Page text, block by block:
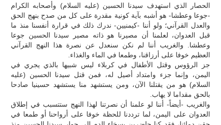
الحصار الذي استهدف سيدنا الحسين (عليه السلام) وأصحابه الكرام
-جوعا وعطشا- هو أشبه بآية كونية مقدرة على كل من صدح بنهج الحق
والعدل القرآني؛ ولو أننا -كيمنيين- ندرك ذلك في قرارة أنفسنا منذ ما
قبل العدوان، لعلمنا أن مصيرنا هو ذاته مصير سيدنا الحسين جوعا
وعطشا. والغريب أننا لم نكن سنعدل عن نصرة هذا النهج القرآني
العظيم خوفا على أرزاقنا، وطمعا في الماء والغذاء.
جز الرؤوس وقتل الأطفال في كربلاء ليس شبيها بالذي يجري في
اليمن، وإنما جزء وامتداد أصيل له، فمن قتل سيدنا الحسين (عليه
السلام) هو من يقتلنا الآن، ومن يستشهد منا يستشهد حسينيا صادحا
بالحق مقداما لا يهاب.
والغريب -أيضاً- أننا لو علمنا أن نصرتنا لهذا النهج ستتسبب في إطلاق
العدوان على اليمن، لما ترددنا للحظة خوفا على أرواحنا أو طمعا في